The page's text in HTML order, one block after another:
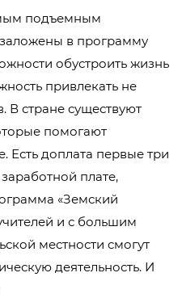
подъемным
в программу
обустроить жизнь
привлекать не
В стране существуют
помогают
Есть доплата первые три
плате,
«Земский
и с большим
местности смогут
деятельность. И